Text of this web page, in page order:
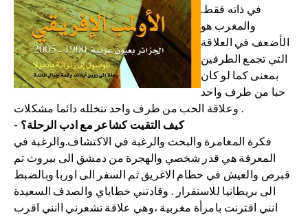
في ذاته فقط.
والمغرب هو
الأضعف في العلاقة
التي تجمع الطرفين
بمعنى كما لو كان
حبا من طرف واحد
وعلاقة الحب من طرف واحد تتخلله دائما مشكلات .
- كيف التقيت كشاعر مع ادب الرحلة؟
فكرة المغامرة والبحث والرغبة في الاكتشاف.والرغبة في
المعرفة هي قدر شخصي والهجرة من دمشق الى بيروث تم
قبرص والعيش في حطام الاغريق ثم السفر الى اوربا وبالضبط
الى بريطانيا للاستقرار . وقادتني خطاياي والصدف السعيدة
انني اقترنت بامرأة مغربية ،وهي علاقة تشعرني اانني اقرب